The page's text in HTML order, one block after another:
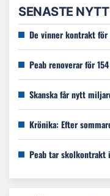
SENASTE NYTT
De vinner kontrakt
Peab renoverar för
Skanska får nytt
Krönika: Efter
Peab tar skolkontrakt